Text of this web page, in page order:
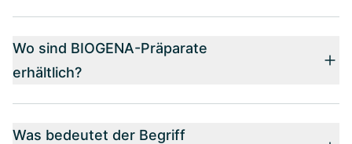
Wo sind BIOGENA-Präparate
erhältlich?
Was bedeutet der Begriff